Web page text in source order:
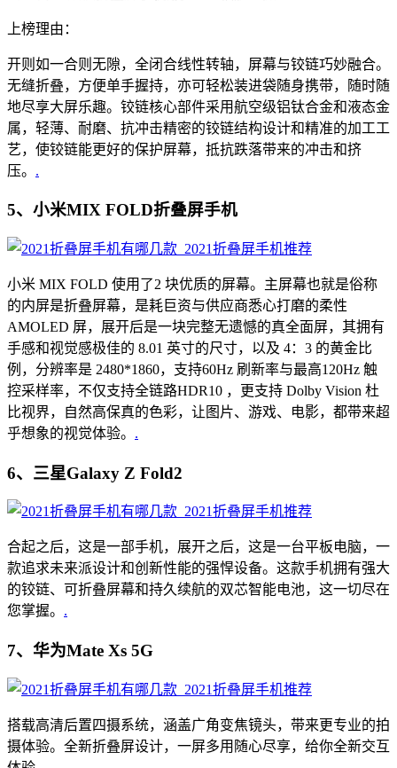
上榜理由：
开则如一合则无隙，全闭合线性转轴，屏幕与铰链巧妙融合。
无缝折叠，方便单手握持，亦可轻松装进袋随身携带，随时随
地尽享大屏乐趣。铰链核心部件采用航空级铝钛合金和液态金
属，轻薄、耐磨、抗冲击精密的铰链结构设计和精准的加工工
艺，使铰链能更好的保护屏幕，抵抗跌落带来的冲击和挤
压。 .
5、小米MIX FOLD折叠屏手机
小米 MIX FOLD 使用了2 块优质的屏幕。主屏幕也就是俗称
的内屏是折叠屏幕，是耗巨资与供应商悉心打磨的柔性
AMOLED 屏，展开后是一块完整无遗憾的真全面屏，其拥有
手感和视觉感极佳的 8.01 英寸的尺寸，以及 4：3 的黄金比
例，分辨率是 2480*1860，支持60Hz 刷新率与最高120Hz 触
控采样率，不仅支持全链路HDR10 ，更支持 Dolby Vision 杜
比视界，自然高保真的色彩，让图片、游戏、电影，都带来超
乎想象的视觉体验。 .
6、三星Galaxy Z Fold2
合起之后，这是一部手机，展开之后，这是一台平板电脑，一
款追求未来派设计和创新性能的强悍设备。这款手机拥有强大
的铰链、可折叠屏幕和持久续航的双芯智能电池，这一切尽在
您掌握。 .
7、华为Mate Xs 5G
搭载高清后置四摄系统，涵盖广角变焦镜头，带来更专业的拍
摄体验。全新折叠屏设计，一屏多用随心尽享，给你全新交互